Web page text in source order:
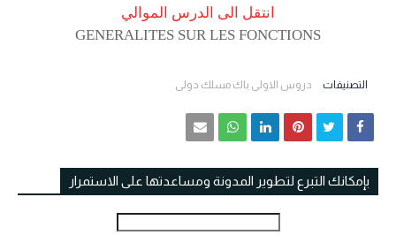
انتقل الى الدرس الموالي
GENERALITES SUR LES FONCTIONS
التصنيفات دروس الاولى باك مسلك دولي
بإمكانك التبرع لتطوير المدونة ومساعدتها على الاستمرار